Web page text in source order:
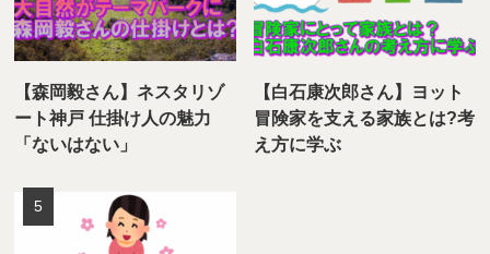
【森岡毅さん】ネスタリゾ
ート神戸 仕掛け人の魅力
「ないはない」
【白石康次郎さん】ヨット
冒険家を支える家族とは?考
え方に学ぶ